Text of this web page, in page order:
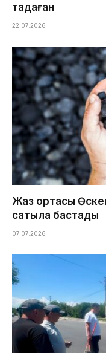
таңдаған
22.07.2026
Жаз ортасы
сатыла бастады
07.07.2026